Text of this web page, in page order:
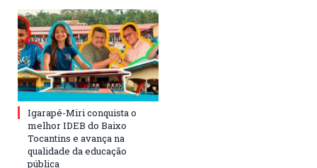
Igarapé-Miri conquista o
melhor IDEB do Baixo
Tocantins e avança na
qualidade da educação
pública